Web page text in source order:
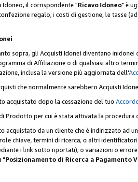
Idoneo, il corrispondente "Ricavo Idoneo" è
regalo, i costi di gestione, le tasse
sopra, gli Acquisti Idonei diventano
di Affiliazione o di qualsiasi altro
inclusa la versione più aggiornata dell'
che normalmente sarebbero Acquisti
acquistato dopo la cessazione del tuo
Prodotto per cui è stata attivata la procedura
acquistato da un cliente che è indirizzato ad
chiave, termini di ricerca, o altri
i link sotto riportati), o variazioni o
"Posizionamento di Ricerca a Pagamento